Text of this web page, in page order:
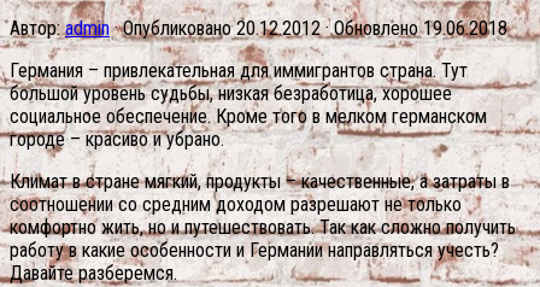
Автор:admin · Опубликовано20.12.2012· Обновлено19.06.2018
Германия – привлекательная для иммигрантов страна. Тут
большой уровень судьбы, низкая безработица, хорошее
социальное обеспечение. Кроме того в мелком германском
городе – красиво и убрано.
Климат в стране мягкий, продукты – качественные, а затраты в
соотношении со средним доходом разрешают не только
комфортно жить, но и путешествовать. Так как сложно получить
работу в какие особенности и Германии направляться учесть?
Давайте разберемся.